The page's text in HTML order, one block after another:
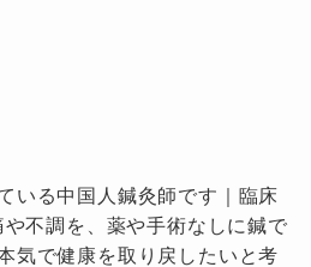
いる中国人鍼灸師です｜臨床
不調を、薬や手術なしに鍼で
気で健康を取り戻したいと考